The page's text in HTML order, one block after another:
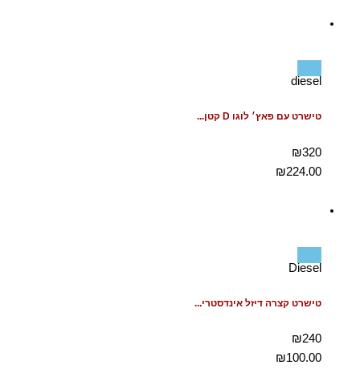
diesel
טישרט עם פאץ׳ לוגו D קטן...
₪320
₪224.00
Diesel
טישרט קצרה דיזל אינדסטרי...
₪240
₪100.00